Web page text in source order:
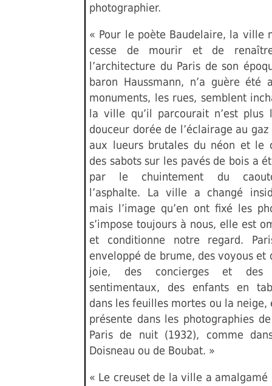
photographier.
« Pour le poète Baudelaire, la ville
cesse de mourir et de
l’architecture du Paris de son
baron Haussmann, n’a guère été
monuments, les rues, semblent
la ville qu’il parcourait n’est plus
douceur dorée de l’éclairage au
aux lueurs brutales du néon et le
des sabots sur les pavés de bois a
par le chuintement du
l’asphalte. La ville a changé
mais l’image qu’en ont fixé les
s’impose toujours à nous, elle est
et conditionne notre regard.
enveloppé de brume, des voyous et
joie, des concierges et des
sentimentaux, des enfants en
dans les feuilles mortes ou la neige,
présente dans les photographies
Paris de nuit (1932), comme
Doisneau ou de Boubat. »
« Le creuset de la ville a amalgamé